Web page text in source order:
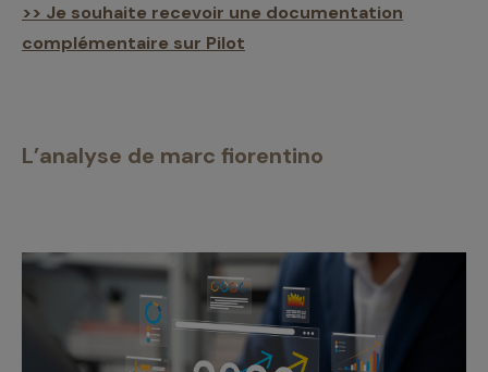
>> Je souhaite recevoir une documentation
complémentaire sur Pilot
L’analyse de marc fiorentino